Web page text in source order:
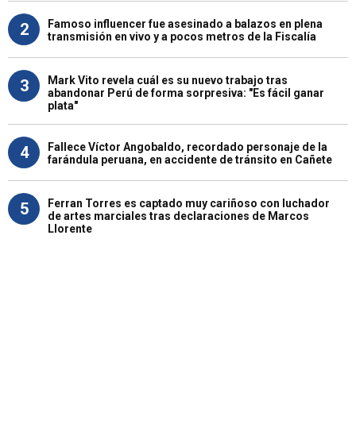
2
Famoso influencer fue asesinado a balazos en plena
transmisión en vivo y a pocos metros de la Fiscalía
3
Mark Vito revela cuál es su nuevo trabajo tras
abandonar Perú de forma sorpresiva: "Es fácil ganar
plata"
4
Fallece Víctor Angobaldo, recordado personaje de la
farándula peruana, en accidente de tránsito en Cañete
5
Ferran Torres es captado muy cariñoso con luchador
de artes marciales tras declaraciones de Marcos
Llorente